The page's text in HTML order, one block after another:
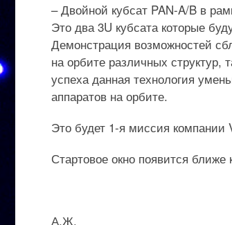
– Двойной кубсат PAN-A/B в
Это два 3U кубсата которые
Демонстрация возможностей
на орбите различных структур,
успеха данная технология
аппаратов на орбите.
Это будет 1-я миссия компании
Стартовое окно появится ближе
А.Ж.